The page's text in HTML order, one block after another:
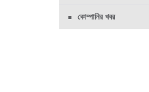
কোম্পানির খবর